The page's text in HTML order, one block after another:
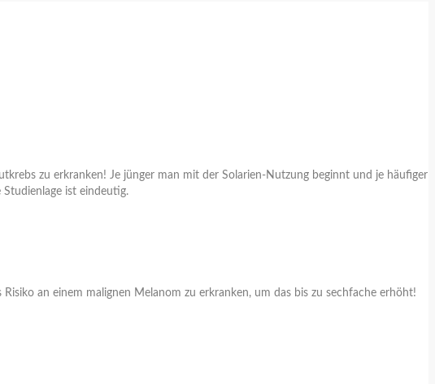
zu erkranken! Je jünger man mit der Solarien-Nutzung beginnt und je häufiger
ist eindeutig.
an einem malignen Melanom zu erkranken, um das bis zu sechfache erhöht!